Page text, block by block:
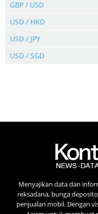
GBP / USD
USD / HKD
USD / JPY
USD / SGD
Menyajikan data dan
reksadana, bunga
penjualan mobil. Dengan